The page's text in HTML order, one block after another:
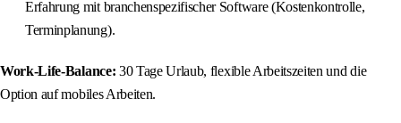
Erfahrung mit branchenspezifischer Software (Kostenkontrolle,
Terminplanung).
Work-Life-Balance: 30 Tage Urlaub, flexible Arbeitszeiten und die
Option auf mobiles Arbeiten.